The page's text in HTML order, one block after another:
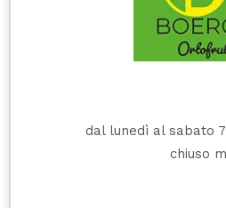
dal lunedì al sabato
chiuso